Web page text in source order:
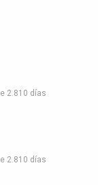
2.810 días
2.810 días